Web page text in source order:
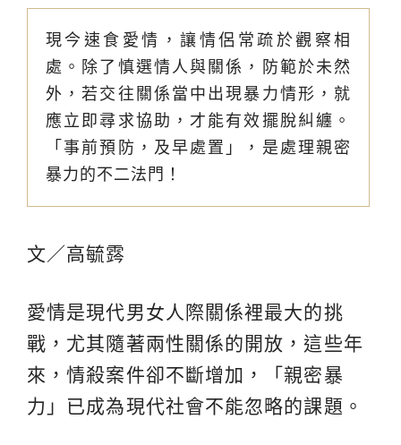
現今速食愛情，讓情侶常疏於觀察相
處。除了慎選情人與關係，防範於未然
外，若交往關係當中出現暴力情形，就
應立即尋求協助，才能有效擺脫糾纏。
「事前預防，及早處置」，是處理親密
暴力的不二法門！
文／高毓霠
愛情是現代男女人際關係裡最大的挑
戰，尤其隨著兩性關係的開放，這些年
來，情殺案件卻不斷增加，「親密暴
力」已成為現代社會不能忽略的課題。